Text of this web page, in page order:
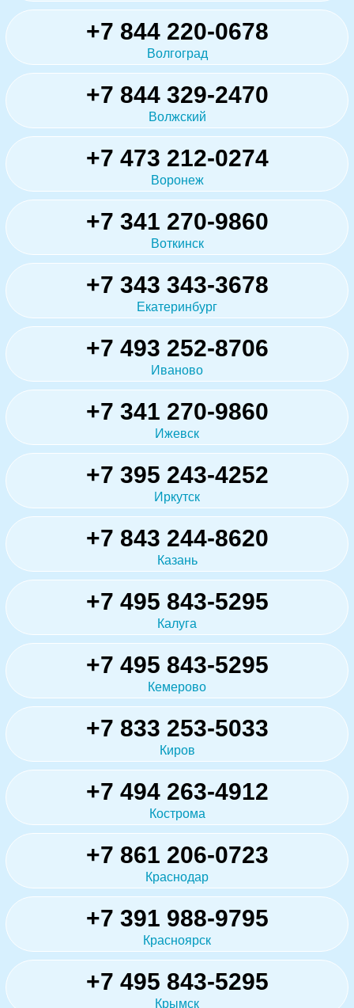
+7 844 220-0678
Волгоград
+7 844 329-2470
Волжский
+7 473 212-0274
Воронеж
+7 341 270-9860
Воткинск
+7 343 343-3678
Екатеринбург
+7 493 252-8706
Иваново
+7 341 270-9860
Ижевск
+7 395 243-4252
Иркутск
+7 843 244-8620
Казань
+7 495 843-5295
Калуга
+7 495 843-5295
Кемерово
+7 833 253-5033
Киров
+7 494 263-4912
Кострома
+7 861 206-0723
Краснодар
+7 391 988-9795
Красноярск
+7 495 843-5295
Крымск